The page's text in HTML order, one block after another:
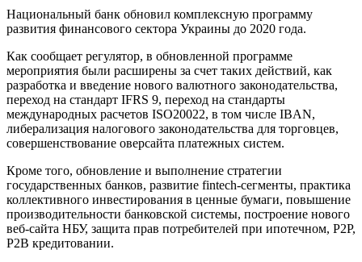
Национальный банк обновил комплексную программу
развития финансового сектора Украины до 2020 года.
Как сообщает регулятор, в обновленной программе
мероприятия были расширены за счет таких действий, как
разработка и введение нового валютного законодательства,
переход на стандарт IFRS 9, переход на стандарты
международных расчетов ISO20022, в том числе IBAN,
либерализация налогового законодательства для торговцев,
совершенствование оверсайта платежных систем.
Кроме того, обновление и выполнение стратегии
государственных банков, развитие fintech-сегменты, практика
коллективного инвестирования в ценные бумаги, повышение
производительности банковской системы, построение нового
веб-сайта НБУ, защита прав потребителей при ипотечном, P2P,
P2B кредитовании.